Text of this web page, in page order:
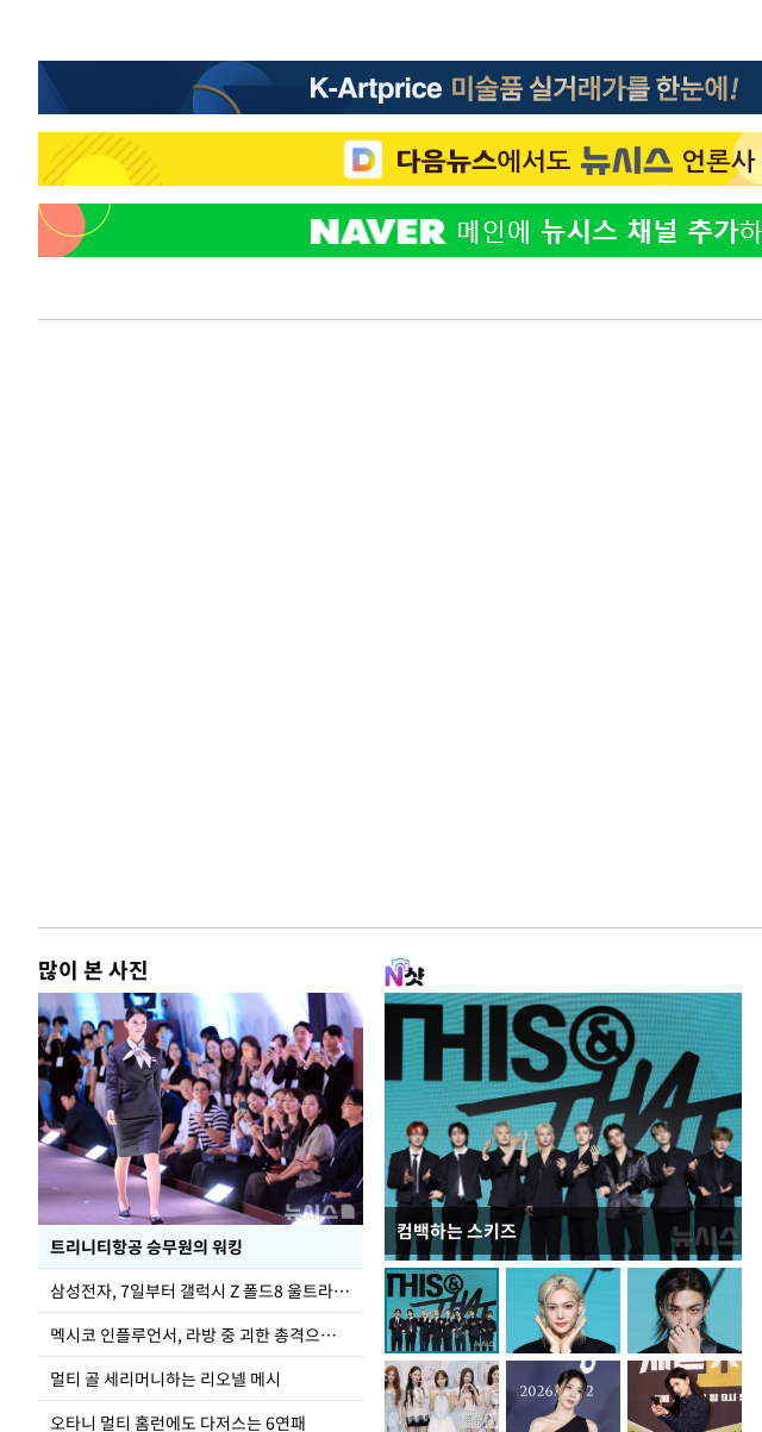
많이 본 사진
트리니티항공 승무원의 워킹
삼성전자, 7일부터 갤럭시 Z 폴드8 울트라·폴드8·플립8 출시
멕시코 인플루언서, 라방 중 괴한 총격으로 사망
멀티 골 세리머니하는 리오넬 메시
오타니 멀티 홈런에도 다저스는 6연패
컴백하는 스키즈
입추 하루 앞둔 전남광주… 열화상 카메라에 담긴
폭염